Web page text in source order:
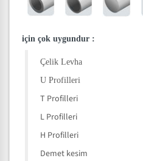
için çok uygundur :
Çelik Levha
U Profilleri
T Profilleri
L Profilleri
H Profilleri
Demet kesim